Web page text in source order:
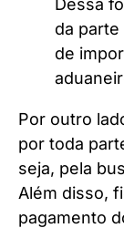
Dessa
da
de
Por outro
por toda
seja, pela
Além disso,
pagamento